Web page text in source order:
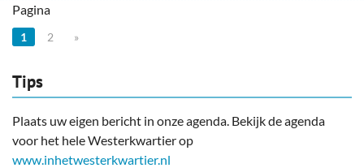
Pagina
1 2 »
Tips
Plaats uw eigen bericht in onze agenda. Bekijk de agenda
voor het hele Westerkwartier op
www.inhetwesterkwartier.nl